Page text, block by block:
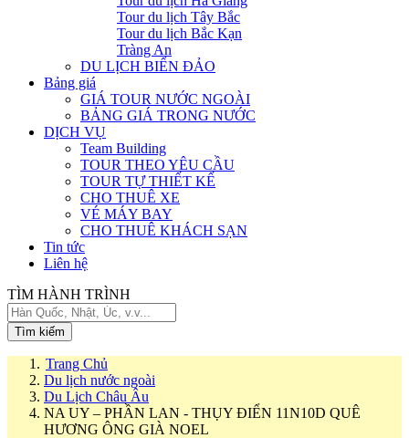
Tour du lịch Tây Bắc
Tour du lịch Bắc Kạn
Tràng An
DU LỊCH BIỂN ĐẢO
Bảng giá
GIÁ TOUR NƯỚC NGOÀI
BẢNG GIÁ TRONG NƯỚC
DỊCH VỤ
Team Building
TOUR THEO YÊU CẦU
TOUR TỰ THIẾT KẾ
CHO THUÊ XE
VÉ MÁY BAY
CHO THUÊ KHÁCH SẠN
Tin tức
Liên hệ
TÌM HÀNH TRÌNH
Tìm kiếm
Trang Chủ
Du lịch nước ngoài
Du Lịch Châu Âu
NA UY – PHẦN LAN - THỤY ĐIỂN 11N10D QUÊ
HƯƠNG ÔNG GIÀ NOEL